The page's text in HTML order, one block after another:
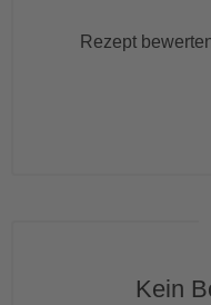
Rezept
Kein